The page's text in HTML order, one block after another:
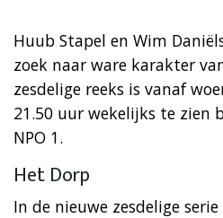
Huub Stapel en Wim
zoek naar ware karakter
zesdelige reeks is vanaf
21.50 uur wekelijks te zien
NPO 1.
Het Dorp
In de nieuwe zesdelige